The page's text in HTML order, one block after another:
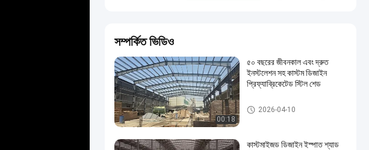
সম্পর্কিত ভিডিও
00:18
৫০ বছরের জীবনকাল এবং দ্রুত
ইনস্টলেশন সহ কাস্টম ডিজাইন
প্রিফ্যাব্রিকেটেড স্টিল শেড
ইস্পাত শ্যাড নির্মাণ
2026-04-10
কাস্টমাইজড ডিজাইন ইস্পাত শ্যাড